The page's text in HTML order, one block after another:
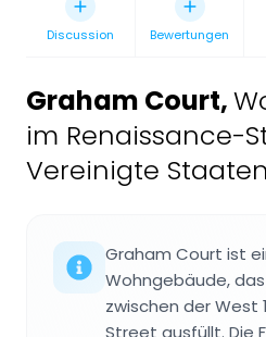
Discussion Bewertungen
Graham Court,
im Renaissance-
Vereinigte Staaten
Graham Court ist
Wohngebäude,
zwischen der West